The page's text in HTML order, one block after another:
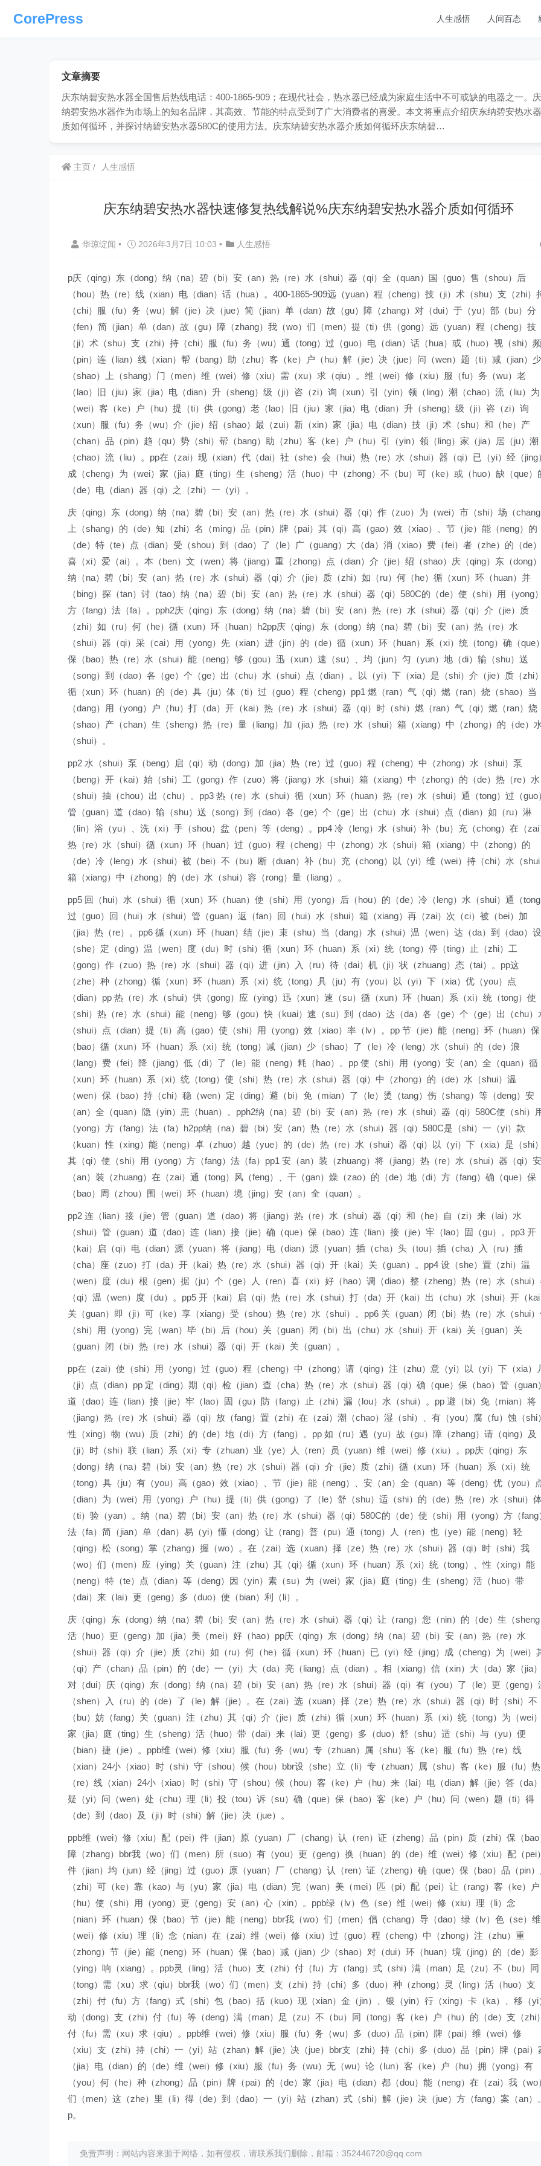
CorePress 人生感悟 人间百态
文章摘要
庆东纳碧安热水器全国售后热线电话：400-1865-909；在现代社会，热水器已经成为家庭生活中不可或缺的电器之一。
纳碧安热水器作为市场上的知名品牌，其高效、节能的特点受到了广大消费者的喜爱。本文将重点介绍庆东纳碧安热水
质如何循环，并探讨纳碧安热水器580C的使用方法。庆东纳碧安热水器介质如何循环庆东纳碧…
主页 人生感悟
庆东纳碧安热水器快速修复热线解说%庆东纳碧安热水器介质如何循环
华琼绽闻 • 2026年3月7日 10:03 • 人生感悟
p庆（qing）东（dong）纳（na）碧（bi）安（an）热（re）水（shui）器（qi）全（quan）国（guo）售（shou）后
（hou）热（re）线（xian）电（dian）话（hua）。400-1865-909远（yuan）程（cheng）技（ji）术（shu）支（zhi）
（chi）服（fu）务（wu）解（jie）决（jue）简（jian）单（dan）故（gu）障（zhang）对（dui）于（yu）部（bu）分
（fen）简（jian）单（dan）故（gu）障（zhang）我（wo）们（men）提（ti）供（gong）远（yuan）程（cheng）技
（ji）术（shu）支（zhi）持（chi）服（fu）务（wu）通（tong）过（guo）电（dian）话（hua）或（huo）视（shi）频
（pin）连（lian）线（xian）帮（bang）助（zhu）客（ke）户（hu）解（jie）决（jue）问（wen）题（ti）减（jian）少
（shao）上（shang）门（men）维（wei）修（xiu）需（xu）求（qiu）。维（wei）修（xiu）服（fu）务（wu）老
（lao）旧（jiu）家（jia）电（dian）升（sheng）级（ji）咨（zi）询（xun）引（yin）领（ling）潮（chao）流（liu）为
（wei）客（ke）户（hu）提（ti）供（gong）老（lao）旧（jiu）家（jia）电（dian）升（sheng）级（ji）咨（zi）询
（xun）服（fu）务（wu）介（jie）绍（shao）最（zui）新（xin）家（jia）电（dian）技（ji）术（shu）和（he）产
（chan）品（pin）趋（qu）势（shi）帮（bang）助（zhu）客（ke）户（hu）引（yin）领（ling）家（jia）居（ju）潮
（chao）流（liu）。pp在（zai）现（xian）代（dai）社（she）会（hui）热（re）水（shui）器（qi）已（yi）经（jing
成（cheng）为（wei）家（jia）庭（ting）生（sheng）活（huo）中（zhong）不（bu）可（ke）或（huo）缺（que）
（de）电（dian）器（qi）之（zhi）一（yi）。
庆（qing）东（dong）纳（na）碧（bi）安（an）热（re）水（shui）器（qi）作（zuo）为（wei）市（shi）场（chang
上（shang）的（de）知（zhi）名（ming）品（pin）牌（pai）其（qi）高（gao）效（xiao）、节（jie）能（neng）的
（de）特（te）点（dian）受（shou）到（dao）了（le）广（guang）大（da）消（xiao）费（fei）者（zhe）的（de）
喜（xi）爱（ai）。本（ben）文（wen）将（jiang）重（zhong）点（dian）介（jie）绍（shao）庆（qing）东（dong）
纳（na）碧（bi）安（an）热（re）水（shui）器（qi）介（jie）质（zhi）如（ru）何（he）循（xun）环（huan）并
（bing）探（tan）讨（tao）纳（na）碧（bi）安（an）热（re）水（shui）器（qi）580C的（de）使（shi）用（yong）
方（fang）法（fa）。pph2庆（qing）东（dong）纳（na）碧（bi）安（an）热（re）水（shui）器（qi）介（jie）质
（zhi）如（ru）何（he）循（xun）环（huan）h2pp庆（qing）东（dong）纳（na）碧（bi）安（an）热（re）水
（shui）器（qi）采（cai）用（yong）先（xian）进（jin）的（de）循（xun）环（huan）系（xi）统（tong）确（que）
保（bao）热（re）水（shui）能（neng）够（gou）迅（xun）速（su）、均（jun）匀（yun）地（di）输（shu）送
（song）到（dao）各（ge）个（ge）出（chu）水（shui）点（dian）。以（yi）下（xia）是（shi）介（jie）质（zhi）
循（xun）环（huan）的（de）具（ju）体（ti）过（guo）程（cheng）pp1 燃（ran）气（qi）燃（ran）烧（shao）当
（dang）用（yong）户（hu）打（da）开（kai）热（re）水（shui）器（qi）时（shi）燃（ran）气（qi）燃（ran）烧
（shao）产（chan）生（sheng）热（re）量（liang）加（jia）热（re）水（shui）箱（xiang）中（zhong）的（de）
（shui）。
pp2 水（shui）泵（beng）启（qi）动（dong）加（jia）热（re）过（guo）程（cheng）中（zhong）水（shui）泵
（beng）开（kai）始（shi）工（gong）作（zuo）将（jiang）水（shui）箱（xiang）中（zhong）的（de）热（re）水
（shui）抽（chou）出（chu）。pp3 热（re）水（shui）循（xun）环（huan）热（re）水（shui）通（tong）过（guo
管（guan）道（dao）输（shu）送（song）到（dao）各（ge）个（ge）出（chu）水（shui）点（dian）如（ru）淋
（lin）浴（yu）、洗（xi）手（shou）盆（pen）等（deng）。pp4 冷（leng）水（shui）补（bu）充（chong）在（zai
热（re）水（shui）循（xun）环（huan）过（guo）程（cheng）中（zhong）水（shui）箱（xiang）中（zhong）的
（de）冷（leng）水（shui）被（bei）不（bu）断（duan）补（bu）充（chong）以（yi）维（wei）持（chi）水（shui
箱（xiang）中（zhong）的（de）水（shui）容（rong）量（liang）。
pp5 回（hui）水（shui）循（xun）环（huan）使（shi）用（yong）后（hou）的（de）冷（leng）水（shui）通（tong
过（guo）回（hui）水（shui）管（guan）返（fan）回（hui）水（shui）箱（xiang）再（zai）次（ci）被（bei）加
（jia）热（re）。pp6 循（xun）环（huan）结（jie）束（shu）当（dang）水（shui）温（wen）达（da）到（dao）设
（she）定（ding）温（wen）度（du）时（shi）循（xun）环（huan）系（xi）统（tong）停（ting）止（zhi）工
（gong）作（zuo）热（re）水（shui）器（qi）进（jin）入（ru）待（dai）机（ji）状（zhuang）态（tai）。pp这
（zhe）种（zhong）循（xun）环（huan）系（xi）统（tong）具（ju）有（you）以（yi）下（xia）优（you）点
（dian）pp 热（re）水（shui）供（gong）应（ying）迅（xun）速（su）循（xun）环（huan）系（xi）统（tong）使
（shi）热（re）水（shui）能（neng）够（gou）快（kuai）速（su）到（dao）达（da）各（ge）个（ge）出（chu）
（shui）点（dian）提（ti）高（gao）使（shi）用（yong）效（xiao）率（lv）。pp 节（jie）能（neng）环（huan）保
（bao）循（xun）环（huan）系（xi）统（tong）减（jian）少（shao）了（le）冷（leng）水（shui）的（de）浪
（lang）费（fei）降（jiang）低（di）了（le）能（neng）耗（hao）。pp 使（shi）用（yong）安（an）全（quan）循
（xun）环（huan）系（xi）统（tong）使（shi）热（re）水（shui）器（qi）中（zhong）的（de）水（shui）温
（wen）保（bao）持（chi）稳（wen）定（ding）避（bi）免（mian）了（le）烫（tang）伤（shang）等（deng）安
（an）全（quan）隐（yin）患（huan）。pph2纳（na）碧（bi）安（an）热（re）水（shui）器（qi）580C使（shi）
（yong）方（fang）法（fa）h2pp纳（na）碧（bi）安（an）热（re）水（shui）器（qi）580C是（shi）一（yi）款
（kuan）性（xing）能（neng）卓（zhuo）越（yue）的（de）热（re）水（shui）器（qi）以（yi）下（xia）是（shi）
其（qi）使（shi）用（yong）方（fang）法（fa）pp1 安（an）装（zhuang）将（jiang）热（re）水（shui）器（qi）安
（an）装（zhuang）在（zai）通（tong）风（feng）、干（gan）燥（zao）的（de）地（di）方（fang）确（que）保
（bao）周（zhou）围（wei）环（huan）境（jing）安（an）全（quan）。
pp2 连（lian）接（jie）管（guan）道（dao）将（jiang）热（re）水（shui）器（qi）和（he）自（zi）来（lai）水
（shui）管（guan）道（dao）连（lian）接（jie）确（que）保（bao）连（lian）接（jie）牢（lao）固（gu）。pp3 开
（kai）启（qi）电（dian）源（yuan）将（jiang）电（dian）源（yuan）插（cha）头（tou）插（cha）入（ru）插
（cha）座（zuo）打（da）开（kai）热（re）水（shui）器（qi）开（kai）关（guan）。pp4 设（she）置（zhi）温
（wen）度（du）根（gen）据（ju）个（ge）人（ren）喜（xi）好（hao）调（diao）整（zheng）热（re）水（shui
（qi）温（wen）度（du）。pp5 开（kai）启（qi）热（re）水（shui）打（da）开（kai）出（chu）水（shui）开（kai
关（guan）即（ji）可（ke）享（xiang）受（shou）热（re）水（shui）。pp6 关（guan）闭（bi）热（re）水（shui）
（shi）用（yong）完（wan）毕（bi）后（hou）关（guan）闭（bi）出（chu）水（shui）开（kai）关（guan）关
（guan）闭（bi）热（re）水（shui）器（qi）开（kai）关（guan）。
pp在（zai）使（shi）用（yong）过（guo）程（cheng）中（zhong）请（qing）注（zhu）意（yi）以（yi）下（xia）
（ji）点（dian）pp 定（ding）期（qi）检（jian）查（cha）热（re）水（shui）器（qi）确（que）保（bao）管（guan）
道（dao）连（lian）接（jie）牢（lao）固（gu）防（fang）止（zhi）漏（lou）水（shui）。pp 避（bi）免（mian）将
（jiang）热（re）水（shui）器（qi）放（fang）置（zhi）在（zai）潮（chao）湿（shi）、有（you）腐（fu）蚀（shi）
性（xing）物（wu）质（zhi）的（de）地（di）方（fang）。pp 如（ru）遇（yu）故（gu）障（zhang）请（qing）及
（ji）时（shi）联（lian）系（xi）专（zhuan）业（ye）人（ren）员（yuan）维（wei）修（xiu）。pp庆（qing）东
（dong）纳（na）碧（bi）安（an）热（re）水（shui）器（qi）介（jie）质（zhi）循（xun）环（huan）系（xi）统
（tong）具（ju）有（you）高（gao）效（xiao）、节（jie）能（neng）、安（an）全（quan）等（deng）优（you）
（dian）为（wei）用（yong）户（hu）提（ti）供（gong）了（le）舒（shu）适（shi）的（de）热（re）水（shui）
（ti）验（yan）。纳（na）碧（bi）安（an）热（re）水（shui）器（qi）580C的（de）使（shi）用（yong）方（fang
法（fa）简（jian）单（dan）易（yi）懂（dong）让（rang）普（pu）通（tong）人（ren）也（ye）能（neng）轻
（qing）松（song）掌（zhang）握（wo）。在（zai）选（xuan）择（ze）热（re）水（shui）器（qi）时（shi）我
（wo）们（men）应（ying）关（guan）注（zhu）其（qi）循（xun）环（huan）系（xi）统（tong）、性（xing）能
（neng）特（te）点（dian）等（deng）因（yin）素（su）为（wei）家（jia）庭（ting）生（sheng）活（huo）带
（dai）来（lai）更（geng）多（duo）便（bian）利（li）。
庆（qing）东（dong）纳（na）碧（bi）安（an）热（re）水（shui）器（qi）让（rang）您（nin）的（de）生（sheng
活（huo）更（geng）加（jia）美（mei）好（hao）pp庆（qing）东（dong）纳（na）碧（bi）安（an）热（re）水
（shui）器（qi）介（jie）质（zhi）如（ru）何（he）循（xun）环（huan）已（yi）经（jing）成（cheng）为（wei）
（qi）产（chan）品（pin）的（de）一（yi）大（da）亮（liang）点（dian）。相（xiang）信（xin）大（da）家（jia）
对（dui）庆（qing）东（dong）纳（na）碧（bi）安（an）热（re）水（shui）器（qi）有（you）了（le）更（geng）
（shen）入（ru）的（de）了（le）解（jie）。在（zai）选（xuan）择（ze）热（re）水（shui）器（qi）时（shi）不
（bu）妨（fang）关（guan）注（zhu）其（qi）介（jie）质（zhi）循（xun）环（huan）系（xi）统（tong）为（wei）
家（jia）庭（ting）生（sheng）活（huo）带（dai）来（lai）更（geng）多（duo）舒（shu）适（shi）与（yu）便
（bian）捷（jie）。ppb维（wei）修（xiu）服（fu）务（wu）专（zhuan）属（shu）客（ke）服（fu）热（re）线
（xian）24小（xiao）时（shi）守（shou）候（hou）bbr设（she）立（li）专（zhuan）属（shu）客（ke）服（fu）热
（re）线（xian）24小（xiao）时（shi）守（shou）候（hou）客（ke）户（hu）来（lai）电（dian）解（jie）答（da）
疑（yi）问（wen）处（chu）理（li）投（tou）诉（su）确（que）保（bao）客（ke）户（hu）问（wen）题（ti）得
（de）到（dao）及（ji）时（shi）解（jie）决（jue）。
ppb维（wei）修（xiu）配（pei）件（jian）原（yuan）厂（chang）认（ren）证（zheng）品（pin）质（zhi）保（bao
障（zhang）bbr我（wo）们（men）所（suo）有（you）更（geng）换（huan）的（de）维（wei）修（xiu）配（pei）
件（jian）均（jun）经（jing）过（guo）原（yuan）厂（chang）认（ren）证（zheng）确（que）保（bao）品（pin
（zhi）可（ke）靠（kao）与（yu）家（jia）电（dian）完（wan）美（mei）匹（pi）配（pei）让（rang）客（ke）户
（hu）使（shi）用（yong）更（geng）安（an）心（xin）。ppb绿（lv）色（se）维（wei）修（xiu）理（li）念
（nian）环（huan）保（bao）节（jie）能（neng）bbr我（wo）们（men）倡（chang）导（dao）绿（lv）色（se）维
（wei）修（xiu）理（li）念（nian）在（zai）维（wei）修（xiu）过（guo）程（cheng）中（zhong）注（zhu）重
（zhong）节（jie）能（neng）环（huan）保（bao）减（jian）少（shao）对（dui）环（huan）境（jing）的（de）影
（ying）响（xiang）。ppb灵（ling）活（huo）支（zhi）付（fu）方（fang）式（shi）满（man）足（zu）不（bu）同
（tong）需（xu）求（qiu）bbr我（wo）们（men）支（zhi）持（chi）多（duo）种（zhong）灵（ling）活（huo）支
（zhi）付（fu）方（fang）式（shi）包（bao）括（kuo）现（xian）金（jin）、银（yin）行（xing）卡（ka）、移（yi
动（dong）支（zhi）付（fu）等（deng）满（man）足（zu）不（bu）同（tong）客（ke）户（hu）的（de）支（zhi）
付（fu）需（xu）求（qiu）。ppb维（wei）修（xiu）服（fu）务（wu）多（duo）品（pin）牌（pai）维（wei）修
（xiu）支（zhi）持（chi）一（yi）站（zhan）解（jie）决（jue）bbr支（zhi）持（chi）多（duo）品（pin）牌（pai）
（jia）电（dian）的（de）维（wei）修（xiu）服（fu）务（wu）无（wu）论（lun）客（ke）户（hu）拥（yong）有
（you）何（he）种（zhong）品（pin）牌（pai）的（de）家（jia）电（dian）都（dou）能（neng）在（zai）我（wo
们（men）这（zhe）里（li）得（de）到（dao）一（yi）站（zhan）式（shi）解（jie）决（jue）方（fang）案（an）。
p。
免责声明：网站内容来源于网络，如有侵权，请联系我们删除，邮箱：352446720@qq.com